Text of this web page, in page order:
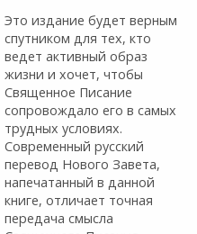
Это издание будет верным
спутником для тех, кто
ведет активный образ
жизни и хочет, чтобы
Священное Писание
сопровождало его в самых
трудных условиях.
Современный русский
перевод Нового Завета,
напечатанный в данной
книге, отличает точная
передача смысла